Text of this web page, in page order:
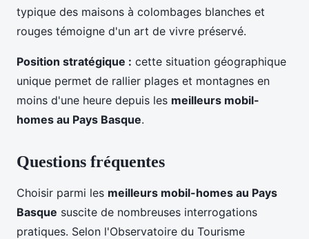
typique des maisons à colombages blanches et
rouges témoigne d'un art de vivre préservé.
Position stratégique : cette situation géographique
unique permet de rallier plages et montagnes en
moins d'une heure depuis les meilleurs mobil-
homes au Pays Basque.
Questions fréquentes
Choisir parmi les meilleurs mobil-homes au Pays
Basque suscite de nombreuses interrogations
pratiques. Selon l'Observatoire du Tourisme